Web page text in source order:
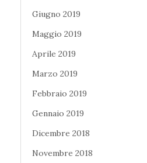
Giugno 2019
Maggio 2019
Aprile 2019
Marzo 2019
Febbraio 2019
Gennaio 2019
Dicembre 2018
Novembre 2018